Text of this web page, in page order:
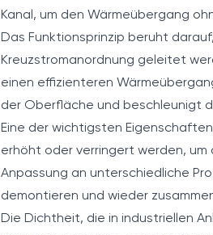
Kanal, um den Wärmeübergang
Das Funktionsprinzip beruht
Kreuzstromanordnung geleitet
einen effizienteren
der Oberfläche und beschleunigt
Eine der wichtigsten
erhöht oder verringert werden,
Anpassung an unterschiedliche
demontieren und wieder
Die Dichtheit, die in industriellen